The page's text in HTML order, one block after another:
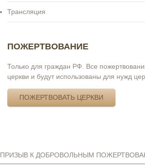
Трансляция
ПОЖЕРТВОВАНИЕ
Только для граждан РФ. Все
церкви и будут использованы для нужд
ПОЖЕРТВОВАТЬ ЦЕРКВИ
ПРИЗЫВ К ДОБРОВОЛЬНЫМ